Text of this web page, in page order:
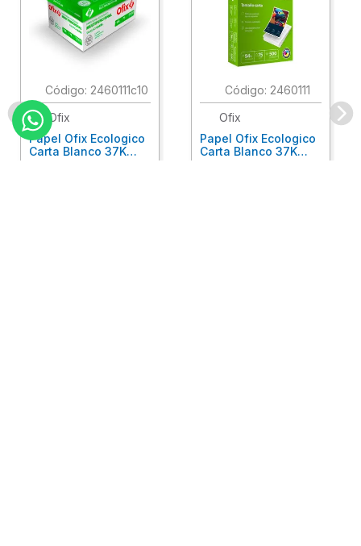
: 2460111c10
Ofix
Papel Ofix Ecologico
Carta Blanco 37K
: 2460111
Ofix
Papel Ofix Ecologico
Carta Blanco 37K